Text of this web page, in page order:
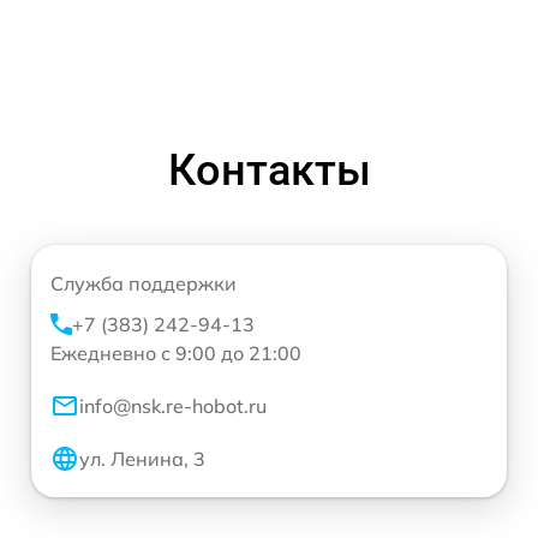
Контакты
Служба поддержки
+7 (383) 242-94-13
Ежедневно с 9:00 до 21:00
info@nsk.re-hobot.ru
ул. Ленина, 3